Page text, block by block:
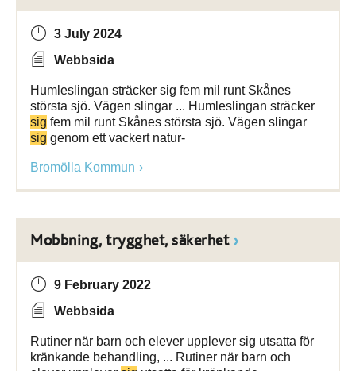
3 July 2024
Webbsida
Humleslingan sträcker sig fem mil runt Skånes
största sjö. Vägen slingar ... Humleslingan sträcker
sig fem mil runt Skånes största sjö. Vägen slingar
sig genom ett vackert natur-
Bromölla Kommun
Mobbning, trygghet, säkerhet
9 February 2022
Webbsida
Rutiner när barn och elever upplever sig utsatta för
kränkande behandling, ... Rutiner när barn och